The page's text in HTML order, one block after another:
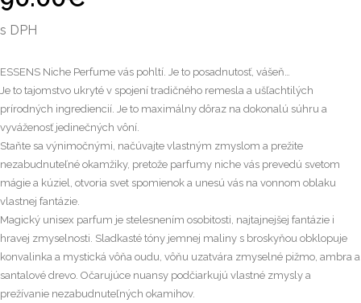
s DPH
ESSENS Niche Perfume vás pohltí. Je to posadnutosť, vášeň…
Je to tajomstvo ukryté v spojení tradičného remesla a ušľachtilých
prírodných ingrediencií. Je to maximálny dôraz na dokonalú súhru a
vyváženosť jedinečných vôní.
Staňte sa výnimočnými, načúvajte vlastným zmyslom a prežite
nezabudnuteľné okamžiky, pretože parfumy niche vás prevedú svetom
mágie a kúziel, otvoria svet spomienok a unesú vás na vonnom oblaku
vlastnej fantázie.
Magický unisex parfum je stelesnením osobitosti, najtajnejšej fantázie i
hravej zmyselnosti. Sladkasté tóny jemnej maliny s broskyňou obklopuje
konvalinka a mystická vôňa oudu, vôňu uzatvára zmyselné pižmo, ambra a
santalové drevo. Očarujúce nuansy podčiarkujú vlastné zmysly a
prežívanie nezabudnuteľných okamihov.